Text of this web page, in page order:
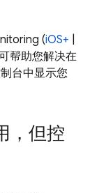
(iOS+
帮助您解决在
台中显示您
，但控